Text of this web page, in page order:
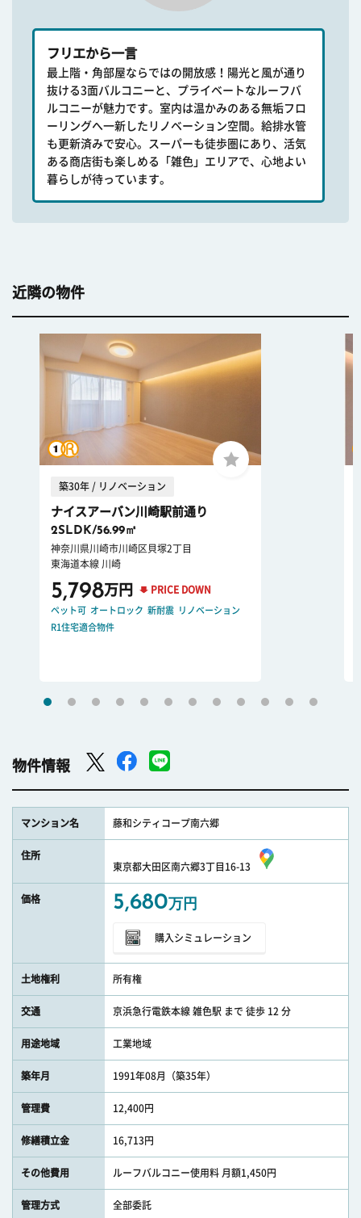
フリエから一言
最上階・角部屋ならではの開放感！陽光と風が通り
抜ける3面バルコニーと、プライベートなルーフバ
ルコニーが魅力です。室内は温かみのある無垢フロ
ーリングへ一新したリノベーション空間。給排水管
も更新済みで安心。スーパーも徒歩圏にあり、活気
ある商店街も楽しめる「雑色」エリアで、心地よい
暮らしが待っています。
近隣の物件
築30年 / リノベーション
ナイスアーバン川崎駅前通り
2SLDK/56.99㎡
神奈川県川崎市川崎区貝塚2丁目
東海道本線 川崎
5,798万円 PRICE DOWN
ペット可 オートロック 新耐震
リノベーション
R1住宅適合物件
物件情報
マンション名 藤和シティコープ南六郷
住所
東京都大田区南六郷3丁目16-13
価格 5,680万円
購入シミュレーション
土地権利 所有権
交通 京浜急行電鉄本線 雑色駅 まで 徒歩 12 分
用途地域 工業地域
築年月 1991年08月（築35年）
管理費 12,400円
修繕積立金 16,713円
その他費用 ルーフバルコニー使用料 月額1,450円
管理方式 全部委託